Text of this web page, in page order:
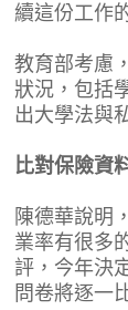
續這份工作
教育部考慮
狀況，包括
出大學法與
比對保險資
陳德華說明
業率有很多
評，今年決
問卷將逐一